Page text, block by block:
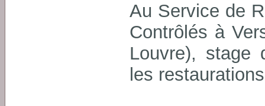
Au Service de
Contrôlés à
Louvre), stage
les